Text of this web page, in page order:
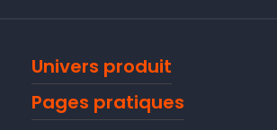
Univers produit
Pages pratiques